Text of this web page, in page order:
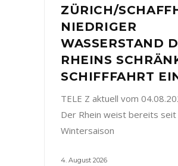
ZÜRICH/
NIEDRIGER
WASSERSTAND
RHEINS
SCHIFFFAHRT
TELE Z aktuell vom
Der Rhein weist bereits
Wintersaison
4. August 2026